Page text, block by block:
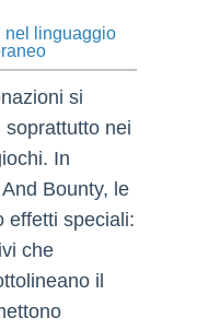
nel linguaggio
si
nei
In
Bounty, le
effetti speciali:
che
il